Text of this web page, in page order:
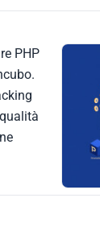
PHP